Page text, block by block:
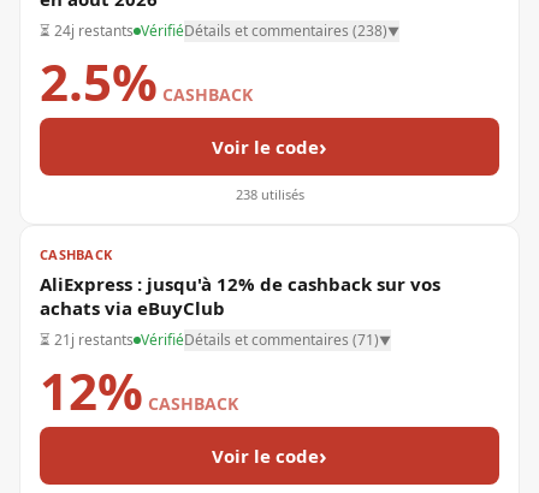
2.5% CASHBACK
⏳ 24j restants VérifiéDétails et commentaires (238)▼
Voir le code›
238utilisés
12% CASHBACK
CASHBACK
AliExpress : jusqu'à 12% de cashback sur vos
achats via eBuyClub
⏳ 21j restants VérifiéDétails et commentaires (71)▼
Voir le code›